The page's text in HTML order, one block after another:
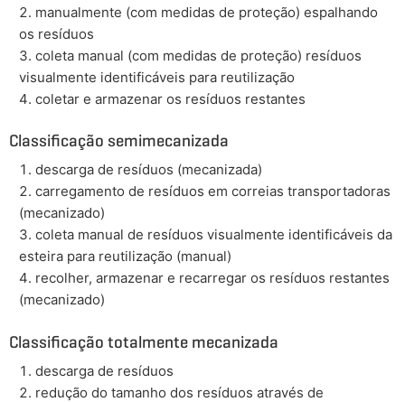
manualmente (com medidas de proteção) espalhando
os resíduos
coleta manual (com medidas de proteção) resíduos
visualmente identificáveis para reutilização
coletar e armazenar os resíduos restantes
Classificação semimecanizada
descarga de resíduos (mecanizada)
carregamento de resíduos em correias transportadoras
(mecanizado)
coleta manual de resíduos visualmente identificáveis da
esteira para reutilização (manual)
recolher, armazenar e recarregar os resíduos restantes
(mecanizado)
Classificação totalmente mecanizada
descarga de resíduos
redução do tamanho dos resíduos através de